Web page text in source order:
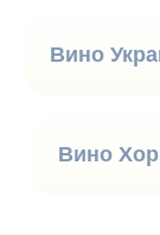
Вино
Вино